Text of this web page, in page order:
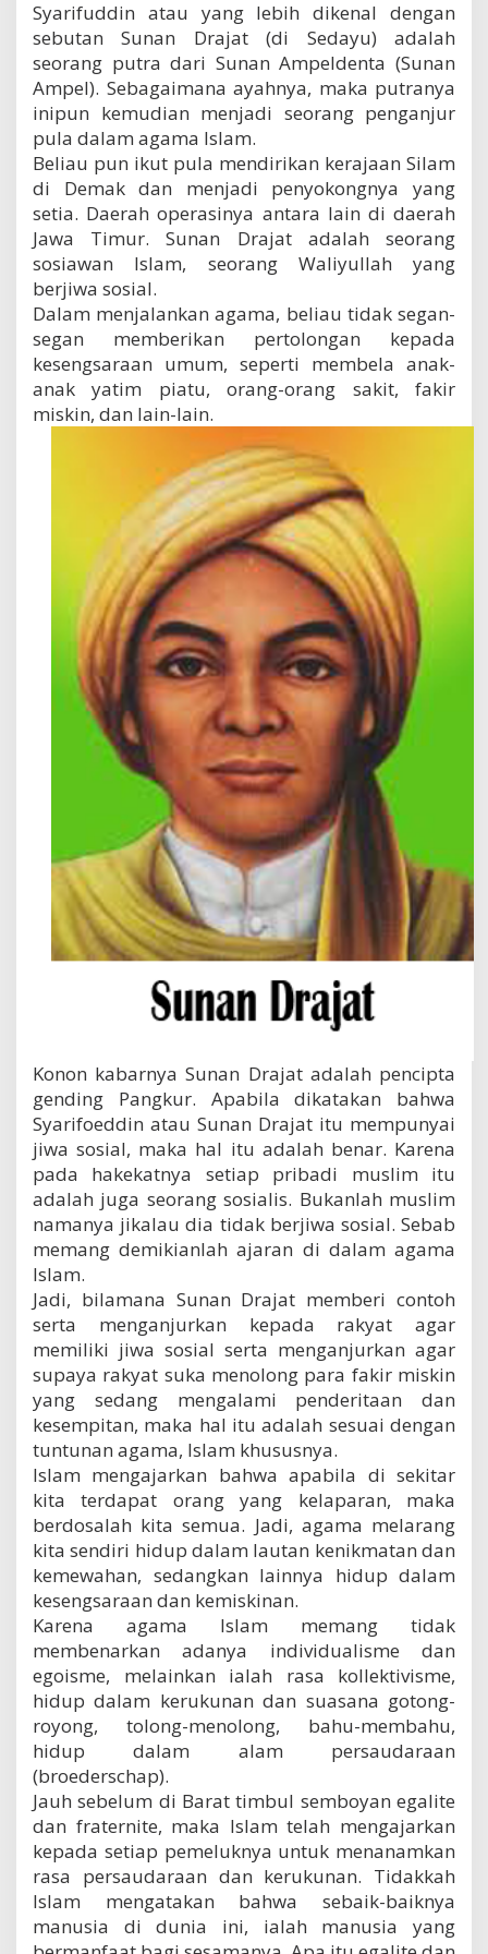
Syarifuddin atau yang lebih dikenal dengan
sebutan Sunan Drajat (di Sedayu) adalah
seorang putra dari Sunan Ampeldenta (Sunan
Ampel). Sebagaimana ayahnya, maka putranya
inipun kemudian menjadi seorang penganjur
pula dalam agama Islam.
Beliau pun ikut pula mendirikan kerajaan Silam
di Demak dan menjadi penyokongnya yang
setia. Daerah operasinya antara lain di daerah
Jawa Timur. Sunan Drajat adalah seorang
sosiawan Islam, seorang Waliyullah yang
berjiwa sosial.
Dalam menjalankan agama, beliau tidak segan-
segan memberikan pertolongan kepada
kesengsaraan umum, seperti membela anak-
anak yatim piatu, orang-orang sakit, fakir
miskin, dan lain-lain.
Konon kabarnya Sunan Drajat adalah pencipta
gending Pangkur. Apabila dikatakan bahwa
Syarifoeddin atau Sunan Drajat itu mempunyai
jiwa sosial, maka hal itu adalah benar. Karena
pada hakekatnya setiap pribadi muslim itu
adalah juga seorang sosialis. Bukanlah muslim
namanya jikalau dia tidak berjiwa sosial. Sebab
memang demikianlah ajaran di dalam agama
Islam.
Jadi, bilamana Sunan Drajat memberi contoh
serta menganjurkan kepada rakyat agar
memiliki jiwa sosial serta menganjurkan agar
supaya rakyat suka menolong para fakir miskin
yang sedang mengalami penderitaan dan
kesempitan, maka hal itu adalah sesuai dengan
tuntunan agama, Islam khususnya.
Islam mengajarkan bahwa apabila di sekitar
kita terdapat orang yang kelaparan, maka
berdosalah kita semua. Jadi, agama melarang
kita sendiri hidup dalam lautan kenikmatan dan
kemewahan, sedangkan lainnya hidup dalam
kesengsaraan dan kemiskinan.
Karena agama Islam memang tidak
membenarkan adanya individualisme dan
egoisme, melainkan ialah rasa kollektivisme,
hidup dalam kerukunan dan suasana gotong-
royong, tolong-menolong, bahu-membahu,
hidup dalam alam persaudaraan
(broederschap).
Jauh sebelum di Barat timbul semboyan egalite
dan fraternite, maka Islam telah mengajarkan
kepada setiap pemeluknya untuk menanamkan
rasa persaudaraan dan kerukunan. Tidakkah
Islam mengatakan bahwa sebaik-baiknya
manusia di dunia ini, ialah manusia yang